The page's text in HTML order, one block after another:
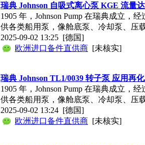
瑞典 Johnson 自吸式离心泵 KGE 流量
1905 年，Johnson Pump 在瑞典成立，
供各类船用泵，像舱底泵、冷却泵、压
2025-09-02 13:25 [德国]
欧洲进口备件直供商 [未核实]
瑞典 Johnson TL1/0039 转子泵 应用再
1905 年，Johnson Pump 在瑞典成立，
供各类船用泵，像舱底泵、冷却泵、压
2025-09-02 13:24 [德国]
欧洲进口备件直供商 [未核实]